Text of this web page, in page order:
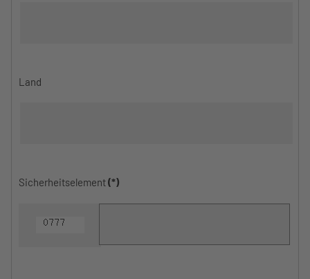
Land
Sicherheitselement(*)